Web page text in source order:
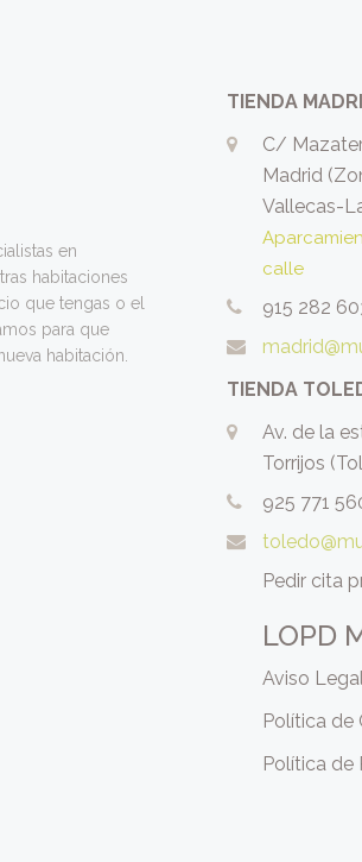
en
habitaciones
que tengas o el
para que
habitación.
TIENDA
C/
Madrid
Vallecas-
calle
915 282
TIENDA
Av. de la
Torrijos
925 771
Pedir cita
LOPD
Aviso Legal
Política de
Política de